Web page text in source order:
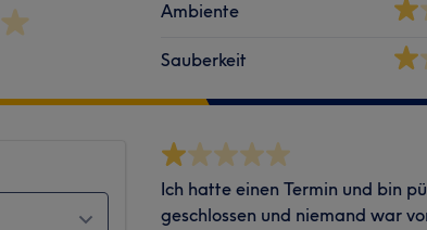
Ambiente
Sauberkeit
Ich hatte einen Termin und bin
geschlossen und niemand war